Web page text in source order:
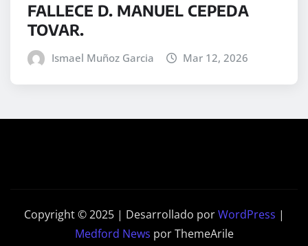
FALLECE D. MANUEL CEPEDA
TOVAR.
Ismael Muñoz Garcia Mar 12, 2026
Copyright © 2025 | Desarrollado porWordPress |
Medford News por ThemeArile